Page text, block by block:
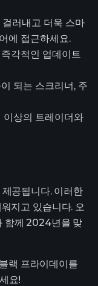
러내고 더욱 스마
에 접근하세요.
각적인 업데이트
되는 스크리너, 주
상의 트레이더와
공됩니다. 이러한
지고 있습니다. 오
함께 2024년을 맞
랙 프라이데이를
요!